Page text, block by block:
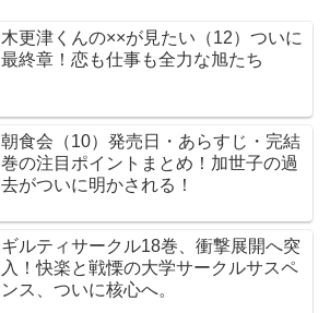
木更津くんの××が見たい（12）ついに
最終章！恋も仕事も全力な旭たち
朝食会（10）発売日・あらすじ・完結
巻の注目ポイントまとめ！加世子の過
去がついに明かされる！
ギルティサークル18巻、衝撃展開へ突
入！快楽と戦慄の大学サークルサスペ
ンス、ついに核心へ。